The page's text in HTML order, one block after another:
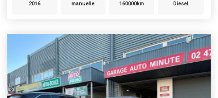
2016 manuelle 160000km Diesel